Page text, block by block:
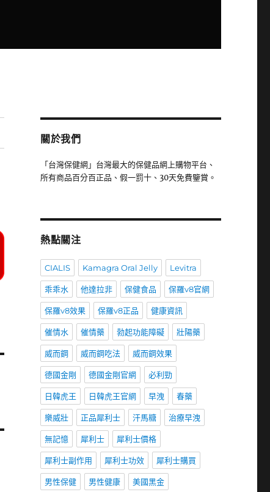
關於我們
「台灣保健網」台灣最大的保健品網上購物平台、
所有商品百分百正品、假一罰十、30天免費鑒賞。
熱點關注
CIALIS Kamagra Oral Jelly Levitra
乖乖水 他達拉非 保健食品 保羅v8官網
保羅v8效果 保羅v8正品 健康資訊
催情水 催情藥 勃起功能障礙 壯陽藥
威而鋼 威而鋼吃法 威而鋼效果
德國金剛 德國金剛官網 必利勁
日韓虎王 日韓虎王官網 早洩 春藥
樂威壯 正品犀利士 汗馬糖 治療早洩
無記憶 犀利士 犀利士價格
犀利士副作用 犀利士功效 犀利士購買
男性保健 男性健康 美國黑金